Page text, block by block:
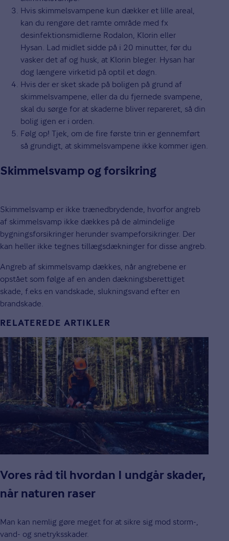
Hvis skimmelsvampene kun dækker et lille areal,
kan du rengøre det ramte område med fx
desinfektionsmidlerne Rodalon, Klorin eller
Hysan. Lad midlet sidde på i 20 minutter, før du
vasker det af og husk, at Klorin bleger. Hysan har
dog længere virketid på optil et døgn.
Hvis der er sket skade på boligen på grund af
skimmelsvampene, eller da du fjernede svampene,
skal du sørge for at skaderne bliver repareret, så din
bolig igen er i orden.
Følg op! Tjek, om de fire første trin er gennemført
så grundigt, at skimmelsvampene ikke kommer igen.
Skimmelsvamp og forsikring
Skimmelsvamp er ikke trænedbrydende, hvorfor angreb
af skimmelsvamp ikke dækkes på de almindelige
bygningsforsikringer herunder svampeforsikringer. Der
kan heller ikke tegnes tillægsdækninger for disse angreb.
Angreb af skimmelsvamp dækkes, når angrebene er
opstået som følge af en anden dækningsberettiget
skade, f.eks en vandskade, slukningsvand efter en
brandskade.
RELATEREDE ARTIKLER
Vores råd til hvordan I undgår skader,
når naturen raser
Man kan nemlig gøre meget for at sikre sig mod storm-,
vand- og snetryksskader.